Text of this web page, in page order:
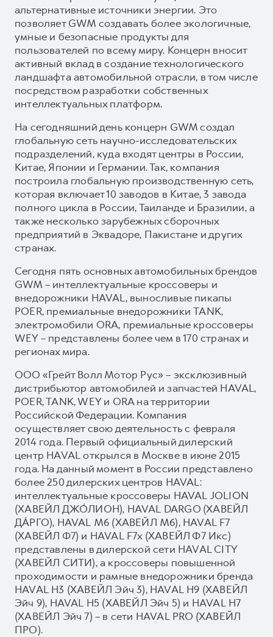
альтернативные источники энергии. Это
позволяет GWM создавать более экологичные,
умные и безопасные продукты для
пользователей по всему миру. Концерн вносит
активный вклад в создание технологического
ландшафта автомобильной отрасли, в том числе
посредством разработки собственных
интеллектуальных платформ.
На сегодняшний день концерн GWM создал
глобальную сеть научно-исследовательских
подразделений, куда входят центры в России,
Китае, Японии и Германии. Так, компания
построила глобальную производственную сеть,
которая включает 10 заводов в Китае, 3 завода
полного цикла в России, Таиланде и Бразилии, а
также несколько зарубежных сборочных
предприятий в Эквадоре, Пакистане и других
странах.
Сегодня пять основных автомобильных брендов
GWM – интеллектуальные кроссоверы и
внедорожники HAVAL, выносливые пикапы
POER, премиальные внедорожники TANK,
электромобили ORA, премиальные кроссоверы
WEY – представлены более чем в 170 странах и
регионах мира.
ООО «Грейт Волл Мотор Рус» – эксклюзивный
дистрибьютор автомобилей и запчастей HAVAL,
POER, TANK, WEY и ORA на территории
Российской Федерации. Компания
осуществляет свою деятельность с февраля
2014 года. Первый официальный дилерский
центр HAVAL открылся в Москве в июне 2015
года. На данный момент в России представлено
более 250 дилерских центров HAVAL:
интеллектуальные кроссоверы HAVAL JOLION
(ХАВЕЙЛ ДЖО́ЛИОН), HAVAL DARGO (ХАВЕЙЛ
ДА́РГО), HAVAL М6 (ХАВЕЙЛ M6), HAVAL F7
(ХАВЕЙЛ Ф7) и HAVAL F7x (ХАВЕЙЛ Ф7 Икс)
представлены в дилерской сети HAVAL CITY
(ХАВЕЙЛ СИТИ), а кроссоверы повышенной
проходимости и рамные внедорожники бренда
HAVAL H3 (ХАВЕЙЛ Эйч 3), HAVAL H9 (ХАВЕЙЛ
Эйч 9), HAVAL H5 (ХАВЕЙЛ Эйч 5) и HAVAL H7
(ХАВЕЙЛ Эйч 7) – в сети HAVAL PRO (ХАВЕЙЛ
ПРО).